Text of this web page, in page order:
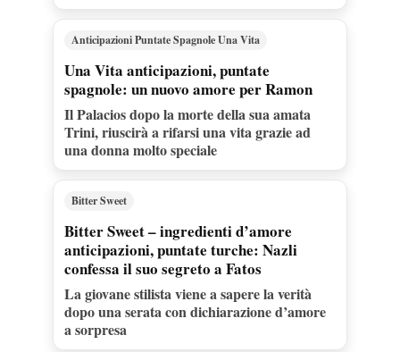
Anticipazioni Puntate Spagnole Una Vita
Una Vita anticipazioni, puntate
spagnole: un nuovo amore per Ramon
Il Palacios dopo la morte della sua amata
Trini, riuscirà a rifarsi una vita grazie ad
una donna molto speciale
Bitter Sweet
Bitter Sweet – ingredienti d’amore
anticipazioni, puntate turche: Nazli
confessa il suo segreto a Fatos
La giovane stilista viene a sapere la verità
dopo una serata con dichiarazione d’amore
a sorpresa